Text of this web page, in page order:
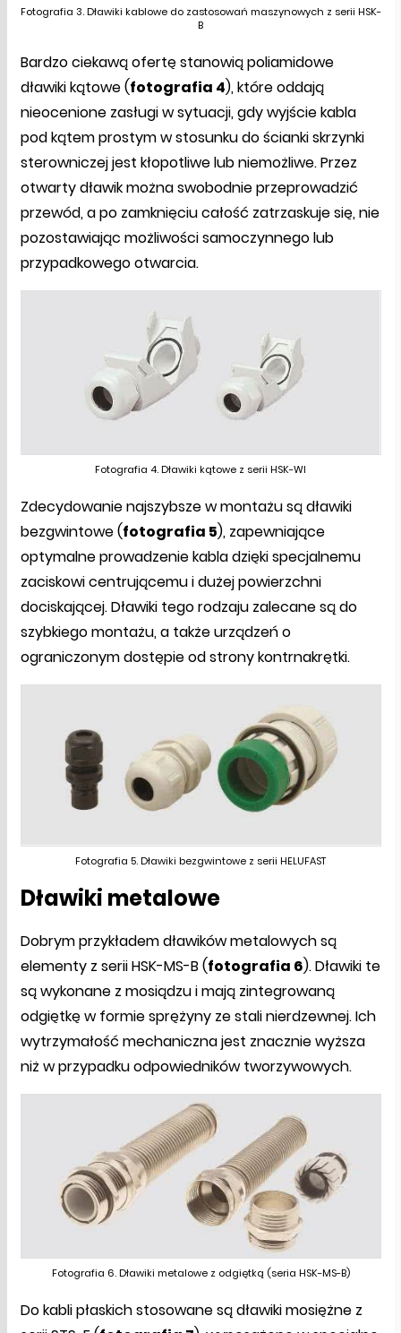
Fotografia 3. Dławiki kablowe do zastosowań maszynowych z serii HSK-
B
Bardzo ciekawą ofertę stanowią poliamidowe
dławiki kątowe (fotografia 4), które oddają
nieocenione zasługi w sytuacji, gdy wyjście kabla
pod kątem prostym w stosunku do ścianki skrzynki
sterowniczej jest kłopotliwe lub niemożliwe. Przez
otwarty dławik można swobodnie przeprowadzić
przewód, a po zamknięciu całość zatrzaskuje się, nie
pozostawiając możliwości samoczynnego lub
przypadkowego otwarcia.
Fotografia 4. Dławiki kątowe z serii HSK-WI
Zdecydowanie najszybsze w montażu są dławiki
bezgwintowe (fotografia 5), zapewniające
optymalne prowadzenie kabla dzięki specjalnemu
zaciskowi centrującemu i dużej powierzchni
dociskającej. Dławiki tego rodzaju zalecane są do
szybkiego montażu, a także urządzeń o
ograniczonym dostępie od strony kontrnakrętki.
Fotografia 5. Dławiki bezgwintowe z serii HELUFAST
Dławiki metalowe
Dobrym przykładem dławików metalowych są
elementy z serii HSK-MS-B (fotografia 6). Dławiki te
są wykonane z mosiądzu i mają zintegrowaną
odgiętkę w formie sprężyny ze stali nierdzewnej. Ich
wytrzymałość mechaniczna jest znacznie wyższa
niż w przypadku odpowiedników tworzywowych.
Fotografia 6. Dławiki metalowe z odgiętką (seria HSK-MS-B)
Do kabli płaskich stosowane są dławiki mosiężne z